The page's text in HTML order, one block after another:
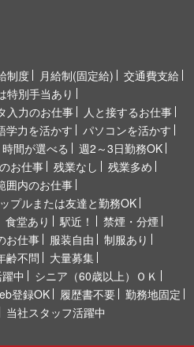
制度 月給制(固定給)
交通費支給
特別手当あり
入力のお仕事
人と接するお仕事
学力を活かす
パソコンを活かす
間が選べる
週2～3日勤務OK
お仕事 残業なし
残業多め
囲内のお仕事
プルまたは友達と勤務OK
食堂あり 駅近！
禁煙・分煙
お仕事 服装自由
制服あり
齢不問
大量募集
中
シニア（60歳以上）ＯＫ
登録OK 履歴書不要
勤務地固定
当社スタッフ活躍中